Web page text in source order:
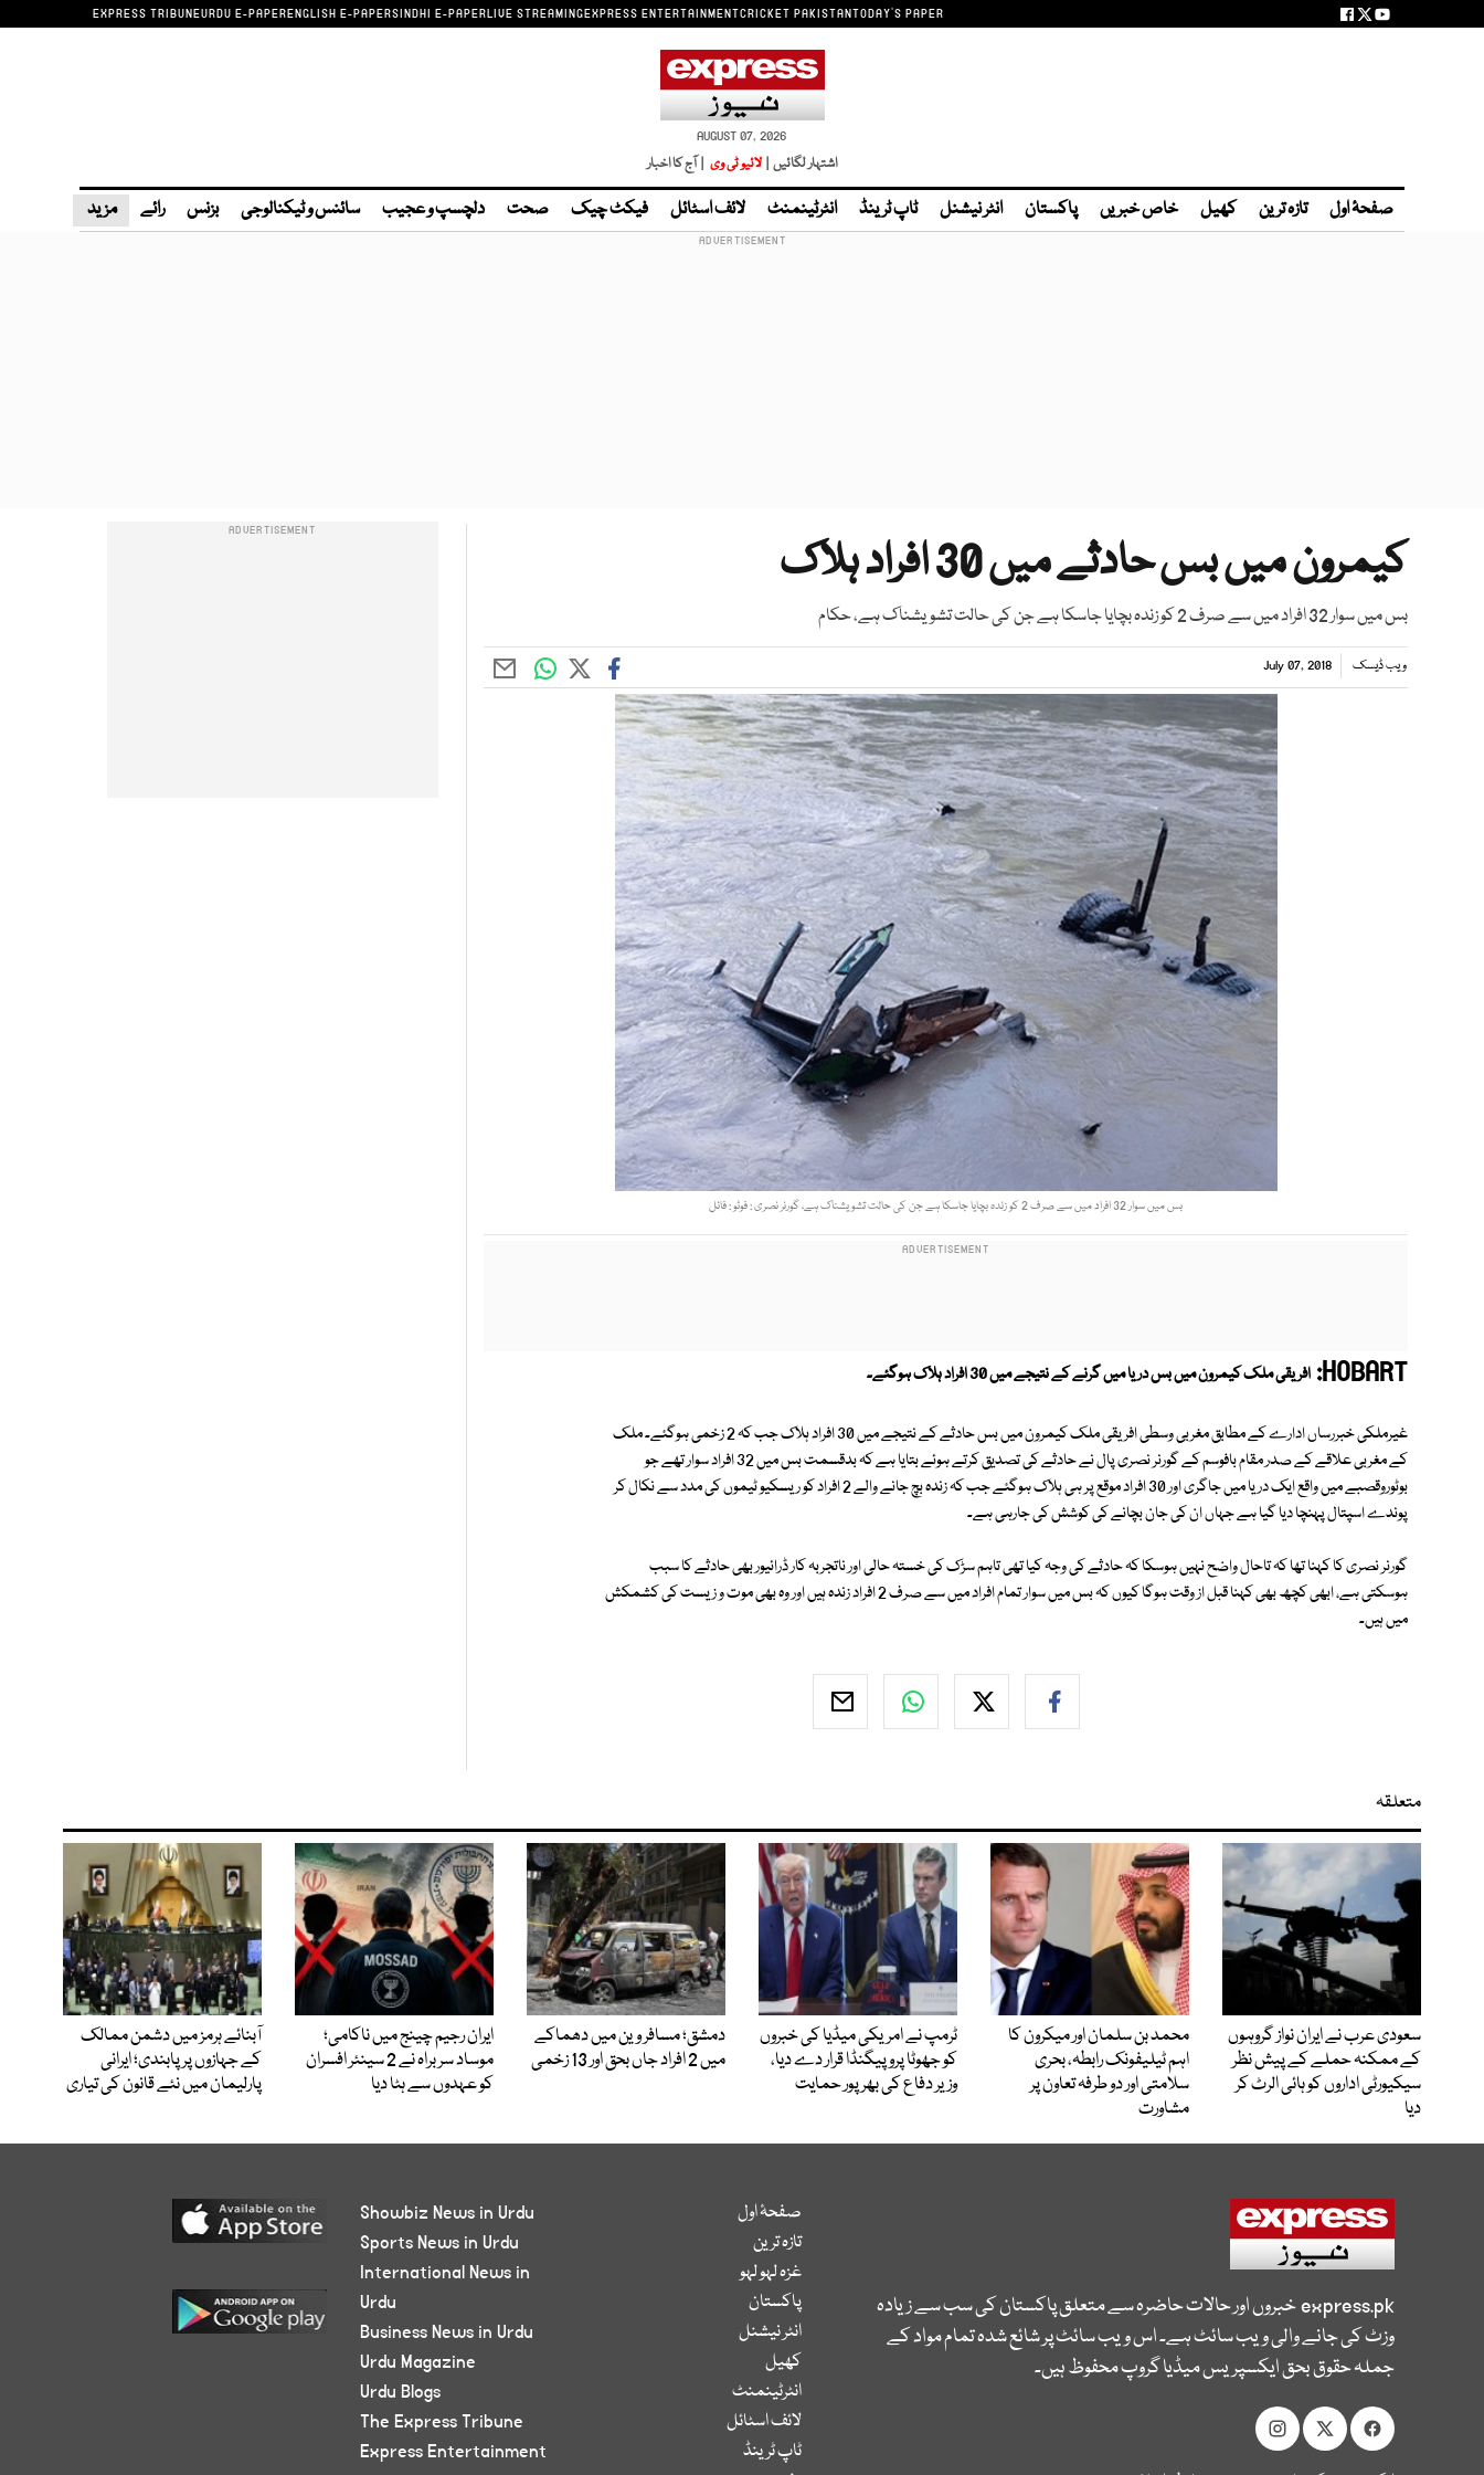
EXPRESS TRIBUNEURDU E-PAPERENGLISH E-PAPERSINDHI E-PAPERLIVE STREAMINGEXPRESS ENTERTAINMENTCRICKET PAKISTANTODAY'S PAPER
AUGUST 07, 2026
اشتہار لگائیں | لائیو ٹی وی | آج کا اخبار
صفحۂ اول تازہ ترین کھیل خاص خبریں پاکستان انٹر نیشنل ٹاپ ٹرینڈ انٹرٹینمنٹ لائف اسٹائل فیکٹ چیک صحت دلچسپ و عجیب سائنس و ٹیکنالوجی بزنس رائے مزید
کیمرون میں بس حادثے میں 30 افراد ہلاک
بس میں سوار 32 افراد میں سے صرف 2 کو زندہ بچایا جاسکا ہے جن کی حالت تشویشناک ہے، حکام
ویب ڈیسک July 07, 2018
بس میں سوار 32 افراد میں سے صرف 2 کو زندہ بچایا جاسکا ہے جن کی حالت تشویشناک ہے، گورنر نصری : فوٹو : فائل
HOBART: افریقی ملک کیمرون میں بس دریا میں گرنے کے نتیجے میں 30 افراد ہلاک ہوگئے۔
غیرملکی خبررساں ادارے کے مطابق مغربی وسطی افریقی ملک کیمرون میں بس حادثے کے نتیجے میں 30 افراد ہلاک جب کہ 2 زخمی ہوگئے۔ ملک
کے مغربی علاقے کے صدر مقام بافوسم کے گورنر نصری پال نے حادثے کی تصدیق کرتے ہوئے بتایا ہے کہ بدقسمت بس میں 32 افراد سوار تھے جو
بوٹوروقصبے میں واقع ایک دریا میں جاگری اور 30 افراد موقع پر ہی ہلاک ہوگئے جب کہ زندہ بچ جانے والے 2 افراد کو ریسکیو ٹیموں کی مدد سے نکال کر
پوندے اسپتال پہنچا دیا گیا ہے جہاں ان کی جان بچانے کی کوشش کی جارہی ہے۔
گورنر نصری کا کہنا تھا کہ تاحال واضح نہیں ہوسکا کہ حادثے کی وجہ کیا تھی تاہم سڑک کی خستہ حالی اور ناتجربہ کار ڈرائیور بھی حادثے کا سبب
ہوسکتی ہے، ابھی کچھ بھی کہنا قبل از وقت ہوگا کیوں کہ بس میں سوار تمام افراد میں سے صرف 2 افراد زندہ ہیں اور وہ بھی موت و زیست کی کشمکش
میں ہیں۔
متعلقہ
سعودی عرب نے ایران نواز گروہوں
کے ممکنہ حملے کے پیش نظر
سیکیورٹی اداروں کو ہائی الرٹ کر
دیا
محمد بن سلمان اور میکرون کا
اہم ٹیلیفونک رابطہ، بحری
سلامتی اور دو طرفہ تعاون پر
مشاورت
ٹرمپ نے امریکی میڈیا کی خبروں
کو جھوٹا پروپیگنڈا قرار دے دیا،
وزیر دفاع کی بھرپور حمایت
دمشق؛ مسافر وین میں دھماکے
میں 2 افراد جاں بحق اور 13 زخمی
ایران رجیم چینج میں ناکامی؛
موساد سربراہ نے 2 سینئر افسران
کو عہدوں سے ہٹا دیا
آبنائے ہرمز میں دشمن ممالک
کے جہازوں پر پابندی؛ ایرانی
پارلیمان میں نئے قانون کی تیاری
express.pkخبروں اور حالات حاضرہ سے متعلق پاکستان کی سب سے زیادہ
وزٹ کی جانے والی ویب سائٹ ہے۔ اس ویب سائٹ پر شائع شدہ تمام مواد کے
جملہ حقوق بحق ایکسپریس میڈیا گروپ محفوظ ہیں۔
صفحۂ اول
تازہ ترین
غزہ لہو لہو
پاکستان
انٹر نیشنل
کھیل
انٹرٹینمنٹ
لائف اسٹائل
ٹاپ ٹرینڈ
Showbiz News in Urdu
Sports News in Urdu
International News in
Urdu
Business News in Urdu
Urdu Magazine
Urdu Blogs
The Express Tribune
Express Entertainment